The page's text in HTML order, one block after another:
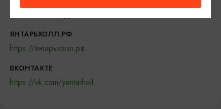
ЯНТАРЬХОЛЛ.РФ
https://янтарьхолл.рф
ВКОНТАКТЕ
https://vk.com/yantarholl